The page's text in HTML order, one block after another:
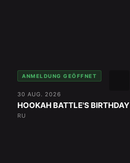
ANMELDUNG GEÖFFNET
30 AUG. 2026
HOOKAH BATTLE'S BIRTHDAY
RU